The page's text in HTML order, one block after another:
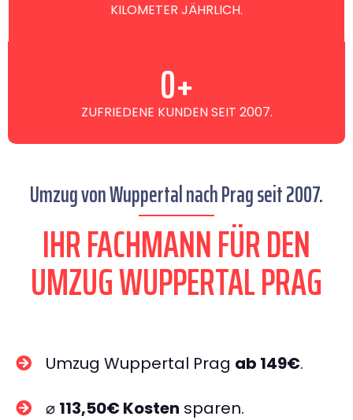
KILOMETER JÄHRLICH.
ZUFRIEDENE KUNDEN SEIT 2007.
0+
Umzug von Wuppertal nach Prag seit 2007.
IHR FACHMANN FÜR DEN
UMZUG WUPPERTAL PRAG
Umzug Wuppertal Prag ab 149€.
⌀ 113,50€ Kosten sparen.